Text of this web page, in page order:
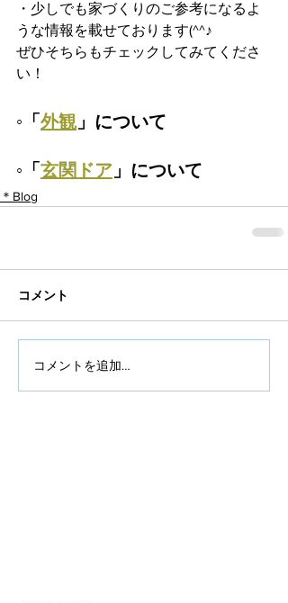
・少しでも家づくりのご参考になるよ
うな情報を載せております(^^♪
ぜひそちらもチェックしてみてくださ
い！
◦「 外観」について
◦「 玄関ドア 」について
＊Blog
コメント
コメントを追加…